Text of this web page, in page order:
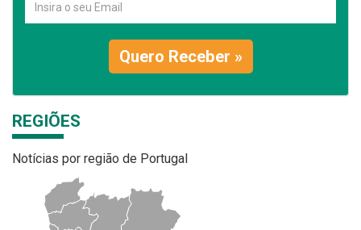
Quero Receber »
REGIÕES
Notícias por região de Portugal